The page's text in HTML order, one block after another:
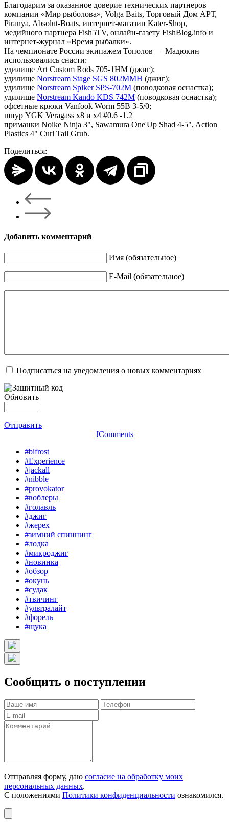
Благодарим за оказанное доверие технических партнеров —
компании «Мир рыболова», Volga Baits, Торговый Дом АРТ,
Piranya, Absolut-Boats, интернет-магазин Kater-Shop,
медийного партнера Fish5TV, онлайн-газету FishBlog.info и
интернет-журнал «Время рыбалки».
На чемпионате России экипажем Тополов — Мадюкин
использовались снасти:
удилище Art Custom Rods 705-1HM (джиг);
удилище Norstream Stage SGS 802MMH (джиг);
удилище Norstream Spiker SPS-702M (поводковая оснастка);
удилище Norstream Kando KDS 742M (поводковая оcнастка);
офсетные крюки Vanfook Worm 55B 3-5/0;
шнур YGK Veragass х8 и х4 #0.6 -1.2
приманки Noike Ninja 3", Sawamura One'Up Shad 4-5", Action
Plastics 4" Curl Tail Grub.
Поделиться:
Добавить комментарий
Имя (обязательное)
E-Mail (обязательное)
Подписаться на уведомления о новых комментариях
Обновить
Отправить
JComments
#bifrost
#Experience
#jackall
#nibble
#provokator
#воблеры
#голавль
#джиг
#жерех
#зимний спиннинг
#лодка
#микроджиг
#новинка
#обзор
#окунь
#судак
#твичинг
#ультралайт
#форель
#щука
Сообщить о поступлении
Отправляя форму, даю согласие на обработку моих
персональных данных.
С положениями Политики конфиденциальности ознакомился.